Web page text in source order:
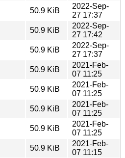
50.9 KiB
2022-Sep-
27 17:37
50.9 KiB
2022-Sep-
27 17:42
50.9 KiB
2022-Sep-
27 17:37
50.9 KiB
2021-Feb-
07 11:25
50.9 KiB
2021-Feb-
07 11:25
50.9 KiB
2021-Feb-
07 11:25
50.9 KiB
2021-Feb-
07 11:25
50.9 KiB
2021-Feb-
07 11:15